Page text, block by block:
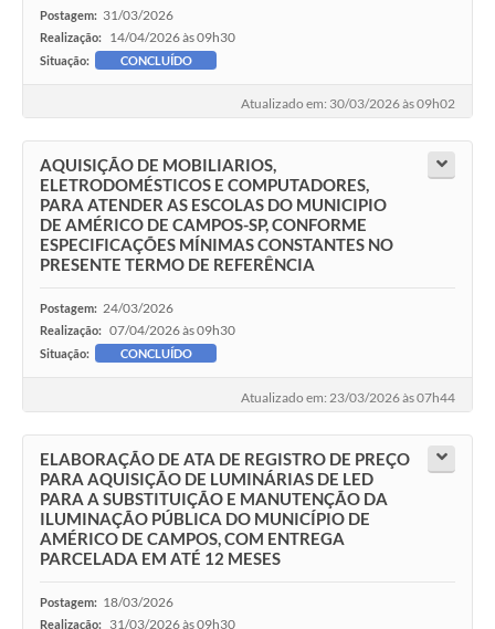
Postagem: 31/03/2026
Realização: 14/04/2026 às 09h30
Situação: CONCLUÍDO
Atualizado em: 30/03/2026 às 09h02
AQUISIÇÃO DE MOBILIARIOS,
ELETRODOMÉSTICOS E COMPUTADORES,
PARA ATENDER AS ESCOLAS DO MUNICIPIO
DE AMÉRICO DE CAMPOS-SP, CONFORME
ESPECIFICAÇÕES MÍNIMAS CONSTANTES NO
PRESENTE TERMO DE REFERÊNCIA
Postagem: 24/03/2026
Realização: 07/04/2026 às 09h30
Situação: CONCLUÍDO
Atualizado em: 23/03/2026 às 07h44
ELABORAÇÃO DE ATA DE REGISTRO DE PREÇO
PARA AQUISIÇÃO DE LUMINÁRIAS DE LED
PARA A SUBSTITUIÇÃO E MANUTENÇÃO DA
ILUMINAÇÃO PÚBLICA DO MUNICÍPIO DE
AMÉRICO DE CAMPOS, COM ENTREGA
PARCELADA EM ATÉ 12 MESES
Postagem: 18/03/2026
Realização: 31/03/2026 às 09h30